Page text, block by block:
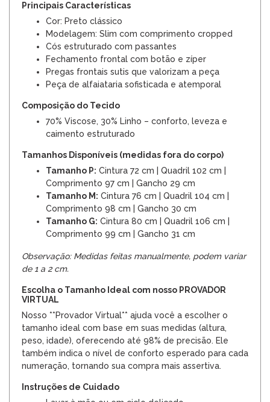
Principais Características
Cor: Preto clássico
Modelagem: Slim com comprimento cropped
Cós estruturado com passantes
Fechamento frontal com botão e zíper
Pregas frontais sutis que valorizam a peça
Peça de alfaiataria sofisticada e atemporal
Composição do Tecido
70% Viscose, 30% Linho – conforto, leveza e
caimento estruturado
Tamanhos Disponíveis (medidas fora do corpo)
Tamanho P: Cintura 72 cm | Quadril 102 cm |
Comprimento 97 cm | Gancho 29 cm
Tamanho M: Cintura 76 cm | Quadril 104 cm |
Comprimento 98 cm | Gancho 30 cm
Tamanho G: Cintura 80 cm | Quadril 106 cm |
Comprimento 99 cm | Gancho 31 cm
Observação: Medidas feitas manualmente, podem variar
de 1 a 2 cm.
Escolha o Tamanho Ideal com nosso PROVADOR
VIRTUAL
Nosso **Provador Virtual** ajuda você a escolher o
tamanho ideal com base em suas medidas (altura,
peso, idade), oferecendo até 98% de precisão. Ele
também indica o nível de conforto esperado para cada
numeração, tornando sua compra mais assertiva.
Instruções de Cuidado